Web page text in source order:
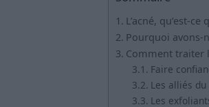
L’acné, qu’est-ce
Pourquoi avons-
Comment traiter
Faire
Les alliés
Les